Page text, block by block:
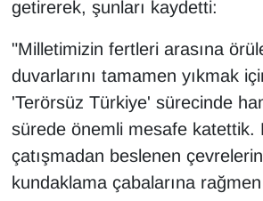
getirerek, şunları kaydetti:
"Milletimizin fertleri arasına
duvarlarını tamamen yıkmak
'Terörsüz Türkiye' sürecinde
sürede önemli mesafe katettik.
çatışmadan beslenen
kundaklama çabalarına